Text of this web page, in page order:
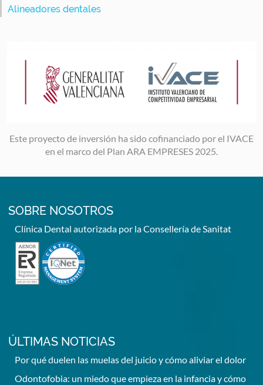
Alineadores dentales
Este proyecto de inversión ha sido cofinanciado por el IVACE
en el marco del Plan ARA EMPRESES 2025.
SOBRE NOSOTROS
Clínica Dental autorizada por la Consellería de Sanitat
ÚLTIMAS NOTICIAS
Por qué duelen las muelas del juicio y cómo aliviar el dolor
Odontofobia: un miedo que empieza en la infancia y cómo